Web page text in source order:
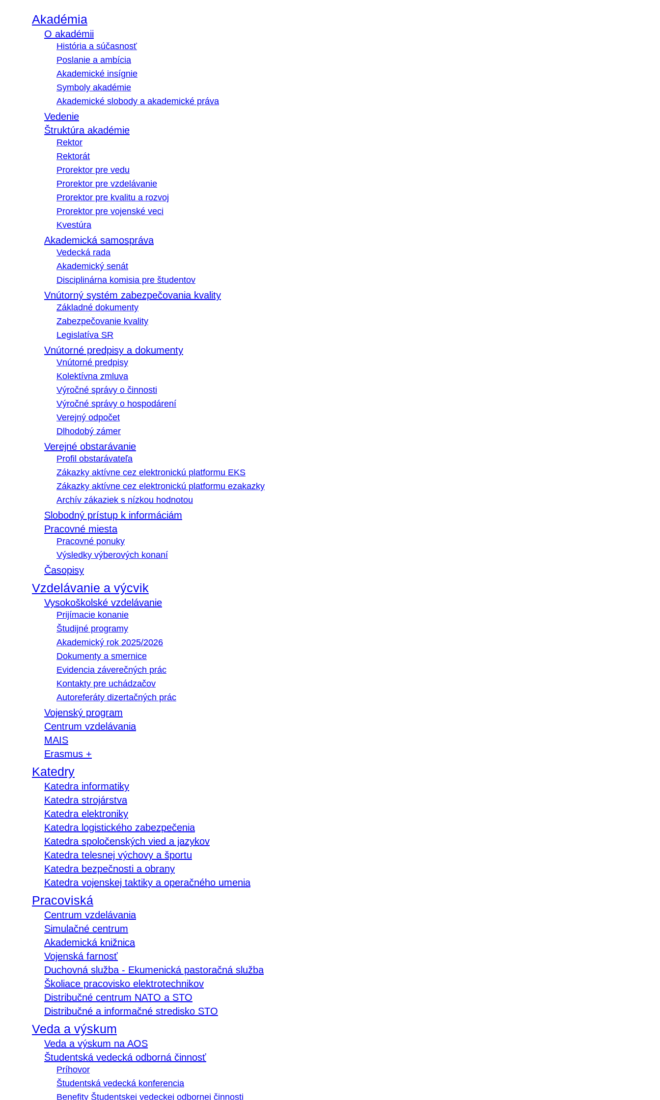
Akadémia
O akadémii
História a súčasnosť
Poslanie a ambícia
Akademické insígnie
Symboly akadémie
Akademické slobody a akademické práva
Vedenie
Štruktúra akadémie
Rektor
Rektorát
Prorektor pre vedu
Prorektor pre vzdelávanie
Prorektor pre kvalitu a rozvoj
Prorektor pre vojenské veci
Kvestúra
Akademická samospráva
Vedecká rada
Akademický senát
Disciplinárna komisia pre študentov
Vnútorný systém zabezpečovania kvality
Základné dokumenty
Zabezpečovanie kvality
Legislatíva SR
Vnútorné predpisy a dokumenty
Vnútorné predpisy
Kolektívna zmluva
Výročné správy o činnosti
Výročné správy o hospodárení
Verejný odpočet
Dlhodobý zámer
Verejné obstarávanie
Profil obstarávateľa
Zákazky aktívne cez elektronickú platformu EKS
Zákazky aktívne cez elektronickú platformu ezakazky
Archív zákaziek s nízkou hodnotou
Slobodný prístup k informáciám
Pracovné miesta
Pracovné ponuky
Výsledky výberových konaní
Časopisy
Vzdelávanie a výcvik
Vysokoškolské vzdelávanie
Prijímacie konanie
Študijné programy
Akademický rok 2025/2026
Dokumenty a smernice
Evidencia záverečných prác
Kontakty pre uchádzačov
Autoreferáty dizertačných prác
Vojenský program
Centrum vzdelávania
MAIS
Erasmus +
Katedry
Katedra informatiky
Katedra strojárstva
Katedra elektroniky
Katedra logistického zabezpečenia
Katedra spoločenských vied a jazykov
Katedra telesnej výchovy a športu
Katedra bezpečnosti a obrany
Katedra vojenskej taktiky a operačného umenia
Pracoviská
Centrum vzdelávania
Simulačné centrum
Akademická knižnica
Vojenská farnosť
Duchovná služba - Ekumenická pastoračná služba
Školiace pracovisko elektrotechnikov
Distribučné centrum NATO a STO
Distribučné a informačné stredisko STO
Veda a výskum
Veda a výskum na AOS
Študentská vedecká odborná činnosť
Príhovor
Študentská vedecká konferencia
Benefity Študentskej vedeckej odbornej činnosti